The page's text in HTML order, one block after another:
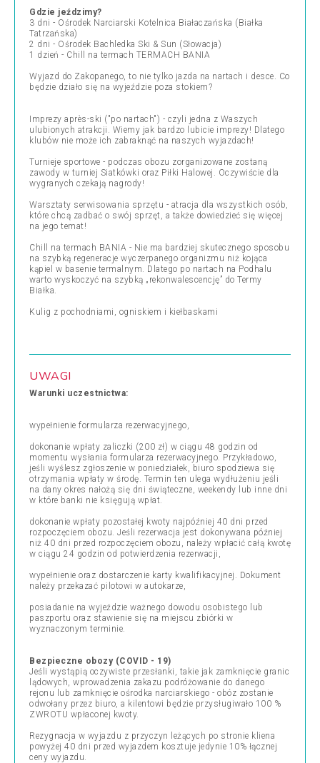
Gdzie jeździmy?
3 dni - Ośrodek Narciarski Kotelnica Białaczańska (Białka
Tatrzańska)
2 dni - Ośrodek Bachledka Ski & Sun (Słowacja)
1 dzień - Chill na termach TERMACH BANIA
Wyjazd do Zakopanego, to nie tylko jazda na nartach i desce. Co
będzie działo się na wyjeździe poza stokiem?
Imprezy après-ski ("po nartach") - czyli jedna z Waszych
ulubionych atrakcji. Wiemy jak bardzo lubicie imprezy! Dlatego
klubów nie może ich zabraknąć na naszych wyjazdach!
Turnieje sportowe - podczas obozu zorganizowane zostaną
zawody w turniej Siatkówki oraz Piłki Halowej. Oczywiście dla
wygranych czekają nagrody!
Warsztaty serwisowania sprzętu - atracja dla wszystkich osób,
które chcą zadbać o swój sprzęt, a także dowiedzieć się więcej
na jego temat!
Chill na termach BANIA - Nie ma bardziej skutecznego sposobu
na szybką regeneracje wyczerpanego organizmu niż kojąca
kąpiel w basenie termalnym. Dlatego po nartach na Podhalu
warto wyskoczyć na szybką „rekonwalescencję” do Termy
Białka.
Kulig z pochodniami, ogniskiem i kiełbaskami
UWAGI
Warunki uczestnictwa:
wypełnienie formularza rezerwacyjnego,
dokonanie wpłaty zaliczki (200 zł) w ciągu 48 godzin od
momentu wysłania formularza rezerwacyjnego. Przykładowo,
jeśli wyślesz zgłoszenie w poniedziałek, biuro spodziewa się
otrzymania wpłaty w środę. Termin ten ulega wydłużeniu jeśli
na dany okres nałożą się dni świąteczne, weekendy lub inne dni
w które banki nie księgują wpłat.
dokonanie wpłaty pozostałej kwoty najpóźniej 40 dni przed
rozpoczęciem obozu. Jeśli rezerwacja jest dokonywana później
niż 40 dni przed rozpoczęciem obozu, należy wpłacić całą kwotę
w ciągu 24 godzin od potwierdzenia rezerwacji,
wypełnienie oraz dostarczenie karty kwalifikacyjnej. Dokument
należy przekazać pilotowi w autokarze,
posiadanie na wyjeździe ważnego dowodu osobistego lub
paszportu oraz stawienie się na miejscu zbiórki w
wyznaczonym terminie.
Bezpieczne obozy (COVID - 19)
Jeśli wystąpią oczywiste przesłanki, takie jak zamknięcie granic
lądowych, wprowadzenia zakazu podróżowanie do danego
rejonu lub zamknięcie ośrodka narciarskiego - obóz zostanie
odwołany przez biuro, a kilentowi będzie przysługiwało 100 %
ZWROTU wpłaconej kwoty.
Rezygnacja w wyjazdu z przyczyn leżących po stronie kliena
powyżej 40 dni przed wyjazdem kosztuje jedynie 10% łącznej
ceny wyjazdu.